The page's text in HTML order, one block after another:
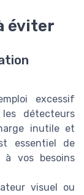
éviter
excessif
détecteurs
inutile et
essentiel de
à vos besoins
visuel ou